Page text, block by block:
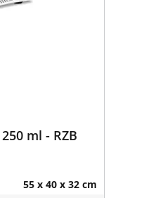
ml - RZB
55 x 40 x 32 cm